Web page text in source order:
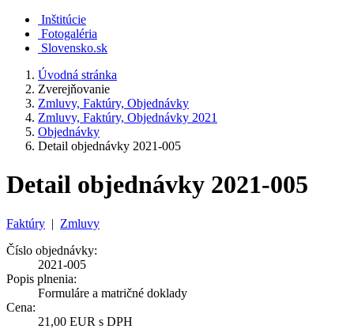
Inštitúcie
Fotogaléria
Slovensko.sk
Úvodná stránka
Zverejňovanie
Zmluvy, Faktúry, Objednávky
Zmluvy, Faktúry, Objednávky 2021
Objednávky
Detail objednávky 2021-005
Detail objednávky 2021-005
Faktúry | Zmluvy
Číslo objednávky:
2021-005
Popis plnenia:
Formuláre a matričné doklady
Cena:
21,00 EUR s DPH